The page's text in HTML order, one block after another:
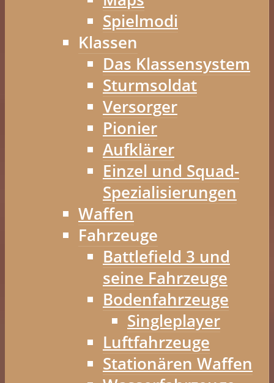
Spielmodi
Klassen
Das Klassensystem
Sturmsoldat
Versorger
Pionier
Aufklärer
Einzel und Squad-
Spezialisierungen
Waffen
Fahrzeuge
Battlefield 3 und
seine Fahrzeuge
Bodenfahrzeuge
Singleplayer
Luftfahrzeuge
Stationären Waffen